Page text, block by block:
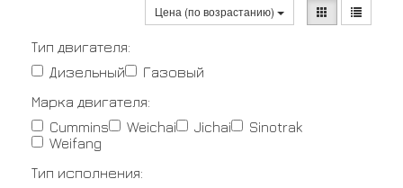
Цена (по возрастанию)
Тип двигателя:
Дизельный
Газовый
Марка двигателя:
Cummins
Weichai Jichai
Sinotrak
Weifang
Тип исполнения: